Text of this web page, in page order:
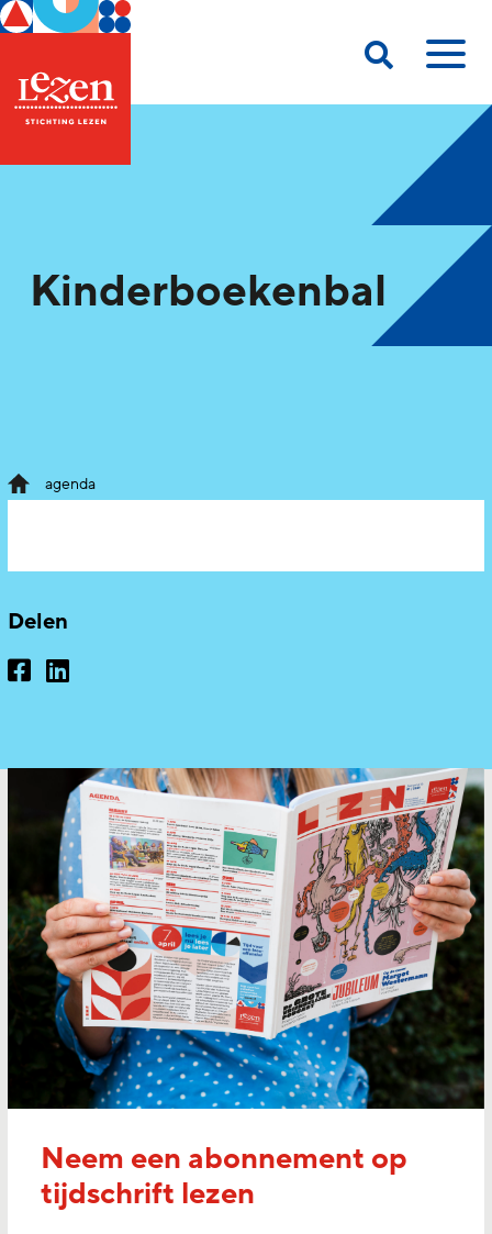
Kinderboekenbal
agenda
Delen
Neem een abonnement op
tijdschrift lezen